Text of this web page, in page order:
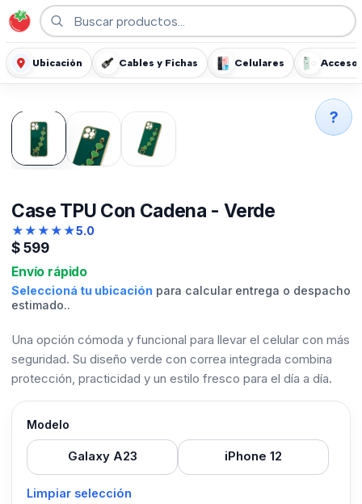
Ubicación Cables y Fichas Celulares
Case TPU Con Cadena - Verde
★★★★★5.0
$599
Envío rápido
Seleccioná tu ubicación para calcular entrega o despacho
estimado..
Una opción cómoda y funcional para llevar el celular con más
seguridad. Su diseño verde con correa integrada combina
protección, practicidad y un estilo fresco para el día a día.
Modelo
Galaxy A23 iPhone 12
Limpiar selección
?